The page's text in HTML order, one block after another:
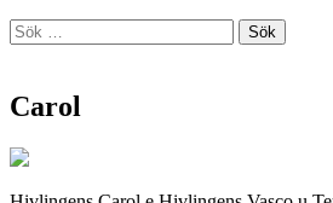
Sök
efter:
Carol